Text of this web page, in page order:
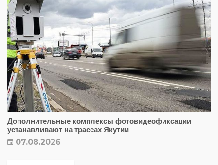
Дополнительные комплексы фотовидеофиксации
устанавливают на трассах Якутии
07.08.2026